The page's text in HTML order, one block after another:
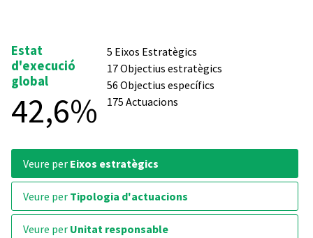
Estat
d'execució
global
42,6%
5 Eixos Estratègics
17 Objectius estratègics
56 Objectius específics
175 Actuacions
veure per Eixos estratègics
veure per Tipologia d'actuacions
veure per Unitat responsable